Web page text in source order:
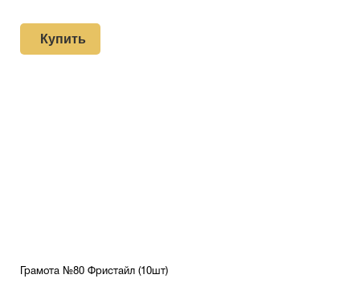
Купить
Грамота №80 Фристайл (10шт)